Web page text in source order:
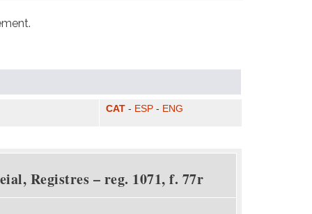
CAT - ESP - ENG
Registres – reg. 1071, f. 77r